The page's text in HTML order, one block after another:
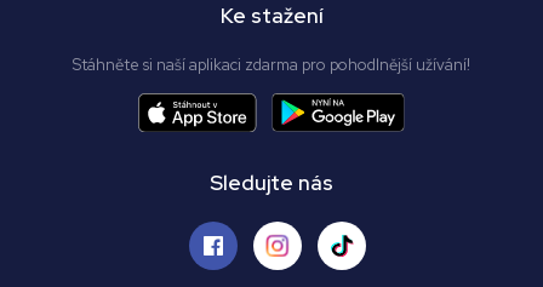
Ke stažení
Stáhněte si naší aplikaci zdarma pro pohodlnější užívání!
Sledujte nás